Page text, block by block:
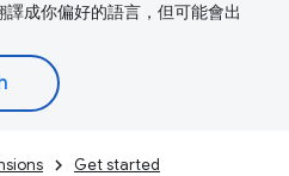
成你偏好的語言，但可能會出
Get started